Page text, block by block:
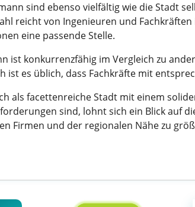
sind ebenso vielfältig wie die Stadt
reicht von Ingenieuren und
eine passende Stelle.
ist konkurrenzfähig im Vergleich zu
ist es üblich, dass Fachkräfte mit
als facettenreiche Stadt mit einem
sind, lohnt sich ein Blick auf
Firmen und der regionalen Nähe zu